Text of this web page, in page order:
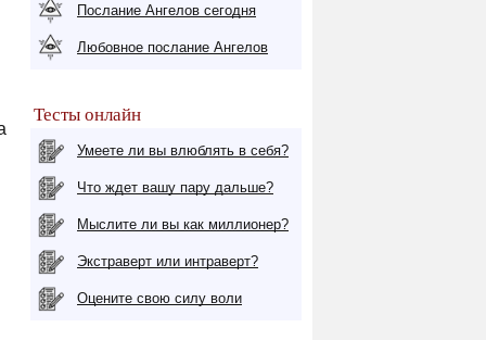
Послание Ангелов сегодня
Любовное послание Ангелов
Тесты онлайн
Умеете ли вы влюблять в себя?
Что ждет вашу пару дальше?
Мыслите ли вы как миллионер?
Экстраверт или интраверт?
Оцените свою силу воли